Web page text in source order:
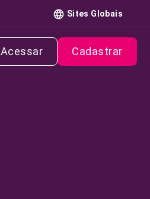
Sites Globais
Acessar Cadastrar